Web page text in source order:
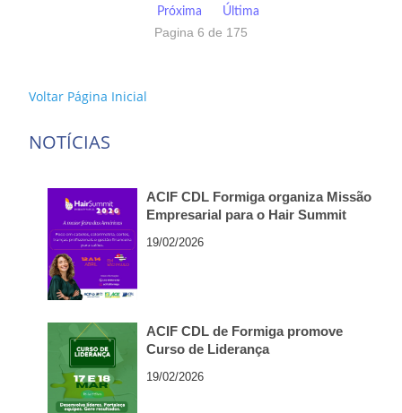
Próxima
Última
Pagina 6 de 175
Voltar Página Inicial
NOTÍCIAS
ACIF CDL Formiga organiza Missão
Empresarial para o Hair Summit
19/02/2026
ACIF CDL de Formiga promove
Curso de Liderança
19/02/2026